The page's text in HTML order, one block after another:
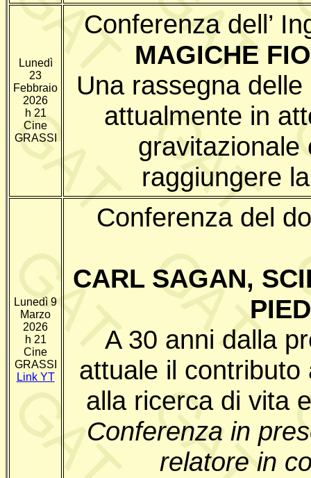
Lunedì
23
Febbraio
2026
h 21
Cine
GRASSI
Conferenza dell’
MAGICHE
Una rassegna
attualmente in
gravitazionale
raggiungere
Lunedì 9
Marzo
2026
h 21
Cine
GRASSI
Link YT
Conferenza del
CARL SAGAN,
A 30 anni dalla
attuale il contributo
alla ricerca di vita
Conferenza in
relatore in